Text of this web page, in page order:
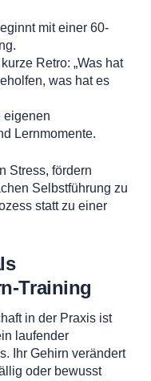
mit einer 60-
Retro: „Was hat
was hat es
eigenen
Lernmomente.
Stress, fördern
Selbstführung zu
statt zu einer
Training
in der Praxis ist
laufender
Ihr Gehirn verändert
oder bewusst